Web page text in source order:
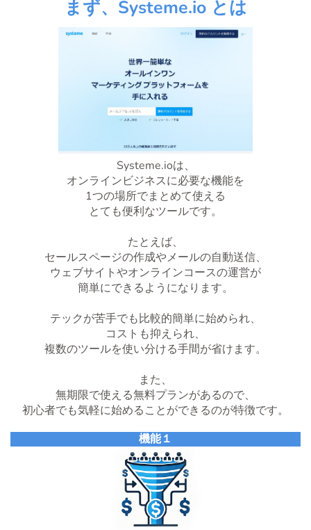
まず、Systeme.io とは
Systeme.ioは、
オンラインビジネスに必要な機能を
1つの場所でまとめて使える
とても便利なツールです。
たとえば、
セールスページの作成やメールの自動送信、
ウェブサイトやオンラインコースの運営が
簡単にできるようになります。
テックが苦手でも比較的簡単に始められ、
コストも抑えられ、
複数のツールを使い分ける手間が省けます。
また、
無期限で使える無料プランがあるので、
初心者でも気軽に始めることができるのが特徴です。
機能１